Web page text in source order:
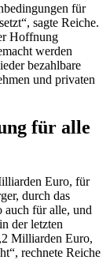
für
sagte Reiche.
Hoffnung
werden
bezahlbare
und privaten
für alle
Euro, für
durch das
auch für alle, und
der letzten
Milliarden Euro,
rechnete Reiche